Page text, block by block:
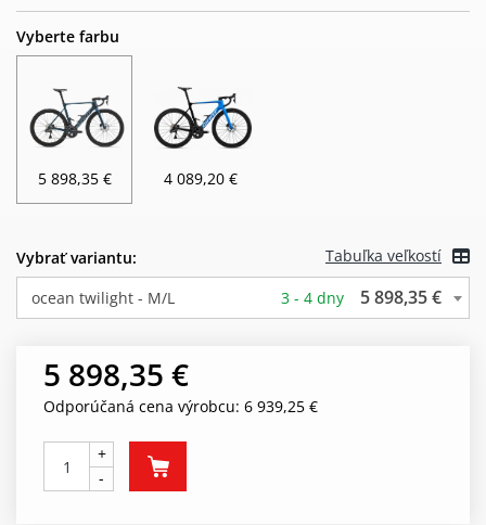
Vyberte farbu
5 898,35 € 4 089,20 €
Vybrať variantu: Tabuľka veľkostí
ocean twilight - M/L 3 - 4 dny 5 898,35 €
5 898,35 €
Odporúčaná cena výrobcu: 6 939,25 €
+
-